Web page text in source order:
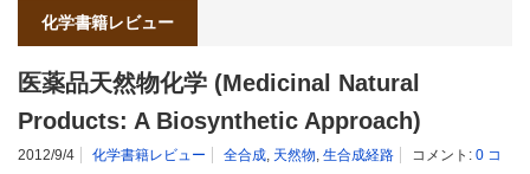
化学書籍レビュー
医薬品天然物化学 (Medicinal Natural
Products: A Biosynthetic Approach)
2012/9/4 化学書籍レビュー 全合成, 天然物, 生合成経路 コメント: 0 コ